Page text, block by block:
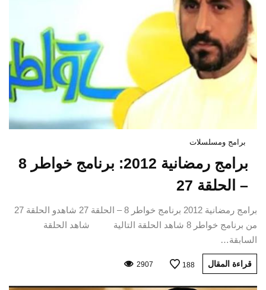
برامج ومسلسلات
برامج رمضانية 2012: برنامج خواطر 8
– الحلقة 27
برامج رمضانية 2012 برنامج خواطر 8 – الحلقة 27 شاهدو الحلقة 27
من برنامج خواطر 8 شاهد الحلقة التالية شاهد الحلقة
السابقة…
قراءة المقال 188
2907